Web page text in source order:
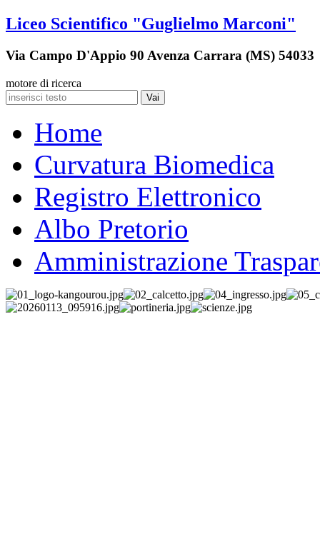
Liceo Scientifico "Guglielmo Marconi"
Via Campo D'Appio 90 Avenza Carrara (MS) 54033
motore di ricerca
Vai
Home
Curvatura Biomedica
Registro Elettronico
Albo Pretorio
Amministrazione